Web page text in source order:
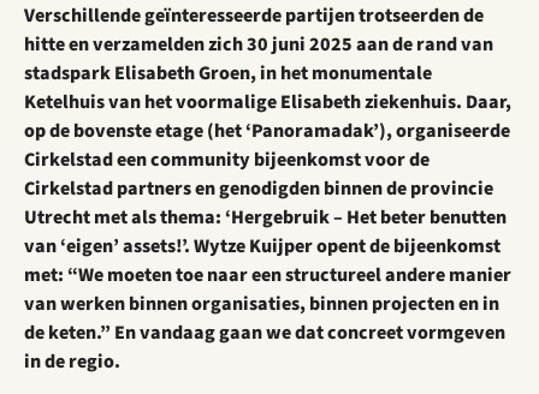
Verschillende geïnteresseerde partijen trotseerden de
hitte en verzamelden zich 30 juni 2025 aan de rand van
stadspark Elisabeth Groen, in het monumentale
Ketelhuis van het voormalige Elisabeth ziekenhuis. Daar,
op de bovenste etage (het ‘Panoramadak’), organiseerde
Cirkelstad een community bijeenkomst voor de
Cirkelstad partners en genodigden binnen de provincie
Utrecht met als thema: ‘Hergebruik – Het beter benutten
van ‘eigen’ assets!’. Wytze Kuijper opent de bijeenkomst
met: “We moeten toe naar een structureel andere manier
van werken binnen organisaties, binnen projecten en in
de keten.” En vandaag gaan we dat concreet vormgeven
in de regio.